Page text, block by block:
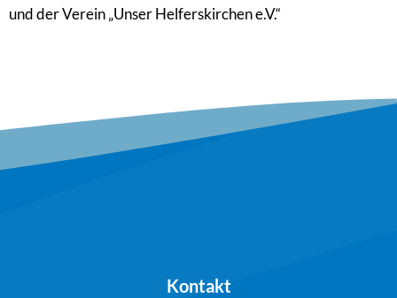
und der Verein „Unser Helferskirchen e.V.“
Kontakt